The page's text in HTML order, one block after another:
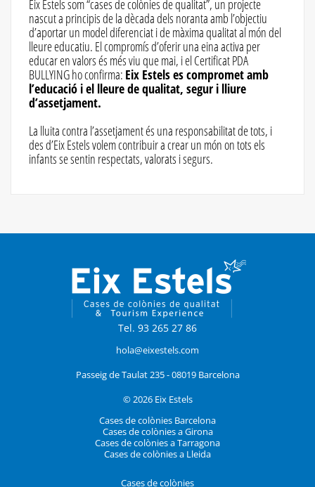
Eix Estels som “cases de colònies de qualitat”, un projecte
nascut a principis de la dècada dels noranta amb l’objectiu
d’aportar un model diferenciat i de màxima qualitat al món del
lleure educatiu. El compromís d’oferir una eina activa per
educar en valors és més viu que mai, i el Certificat PDA
BULLYING ho confirma: Eix Estels es compromet amb
l’educació i el lleure de qualitat, segur i lliure
d’assetjament.
La lluita contra l’assetjament és una responsabilitat de tots, i
des d’Eix Estels volem contribuir a crear un món on tots els
infants se sentin respectats, valorats i segurs.
Tel. 93 265 27 86
hola@eixestels.com
Passeig de Taulat 235 - 08019 Barcelona
© 2026 Eix Estels
Cases de colònies Barcelona
Cases de colònies a Girona
Cases de colònies a Tarragona
Cases de colònies a Lleida
Cases de colònies